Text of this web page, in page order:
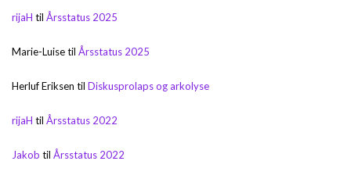
rijaH til Årsstatus 2025
Marie-Luisetil Årsstatus 2025
Herluf Eriksen til Diskusprolaps og arkolyse
rijaH til Årsstatus 2022
Jakob til Årsstatus 2022